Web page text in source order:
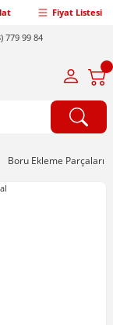
Fiyat Listesi
779 99 84
Boru Ekleme Parçaları